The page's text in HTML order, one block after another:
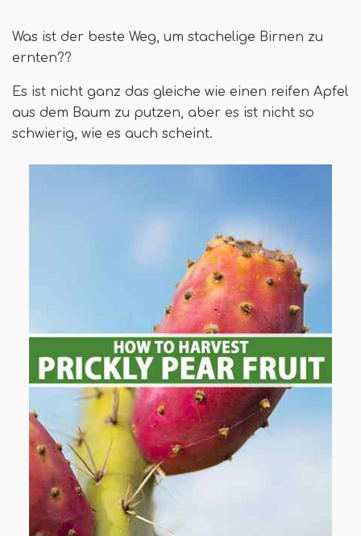
Was ist der beste Weg, um stachelige Birnen zu
ernten??
Es ist nicht ganz das gleiche wie einen reifen Apfel
aus dem Baum zu putzen, aber es ist nicht so
schwierig, wie es auch scheint.